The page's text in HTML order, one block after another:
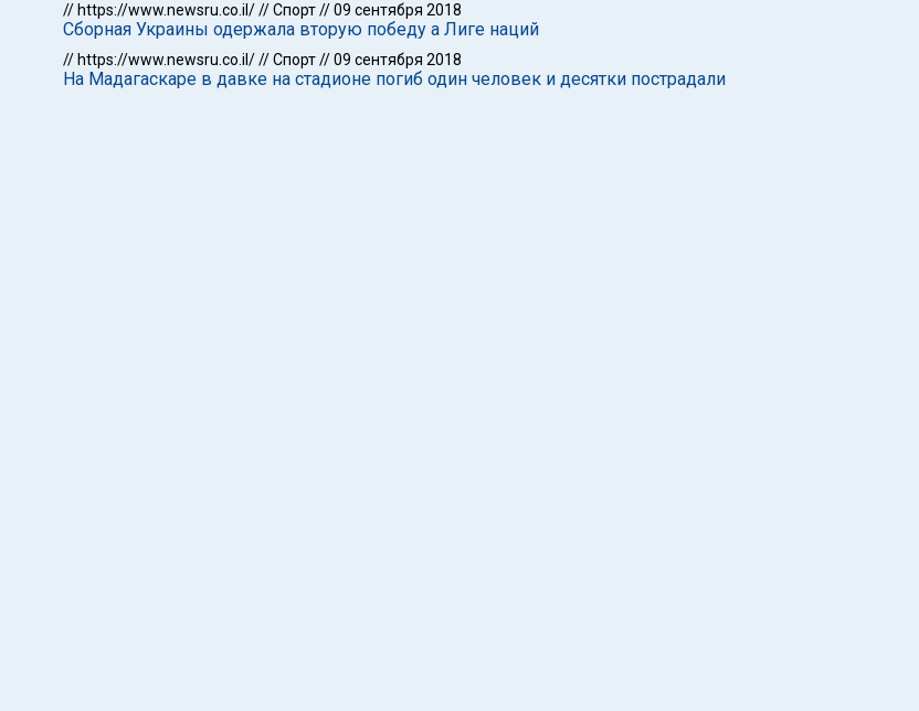
// https://www.newsru.co.il///Спорт//09 сентября 2018
Сборная Украины одержала вторую победу а Лиге наций
// https://www.newsru.co.il///Спорт//09 сентября 2018
На Мадагаскаре в давке на стадионе погиб один человек и десятки пострадали